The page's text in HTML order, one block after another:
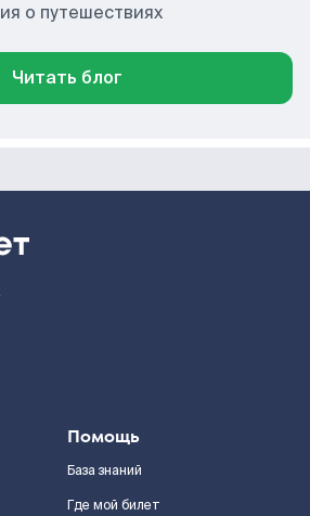
о путешествиях
Читать блог
Помощь
База знаний
Где мой билет